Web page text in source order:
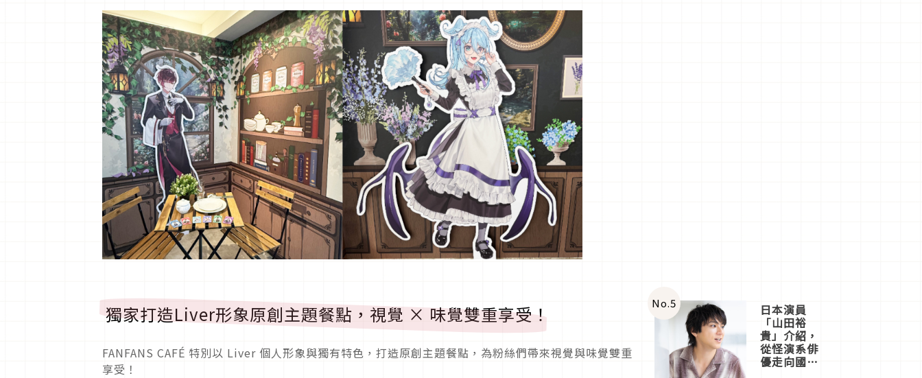
獨家打造Liver形象原創主題餐點，視覺 × 味覺雙重享受！
FANFANS CAFÉ 特別以 Liver 個人形象與獨有特色，打造原創主題餐點，為粉絲們帶來視覺與味覺雙重
享受！
No.5 日本演員
「山田裕
貴」介紹，
從怪演系俳
優走向國民